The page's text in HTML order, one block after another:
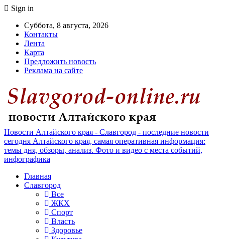
Sign in
Суббота, 8 августа, 2026
Контакты
Лента
Карта
Предложить новость
Реклама на сайте
Новости Алтайского края - Славгород - последние новости
сегодня Алтайского края, самая оперативная информация:
темы дня, обзоры, анализ. Фото и видео с места событий,
инфографика
Главная
Славгород
Все
ЖКХ
Спорт
Власть
Здоровье